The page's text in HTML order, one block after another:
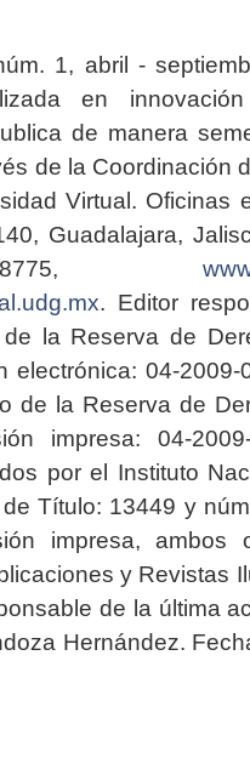
1, abril -
en
de manera
de la Coordinación
Virtual. Oficinas
Guadalajara,
. Editor
de la Reserva de
electrónica: 04-2009-
de la Reserva de
impresa: 04-2009-
por el Instituto
Título: 13449 y
impresa, ambos
y Revistas
de la última
Hernández.